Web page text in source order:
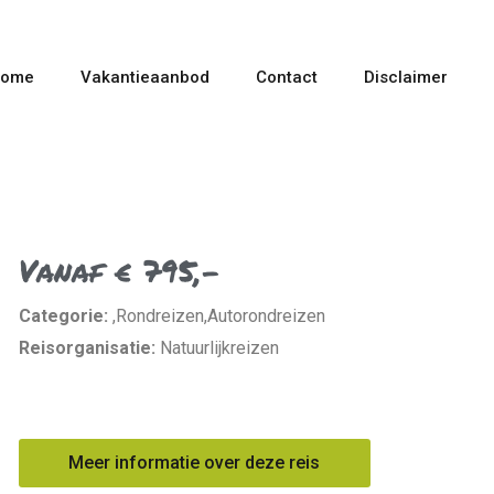
Vakantieaanbod Contact Disclaimer
Vanaf € 795,-
Categorie: ,Rondreizen,Autorondreizen
Reisorganisatie: Natuurlijkreizen
Meer informatie over deze reis